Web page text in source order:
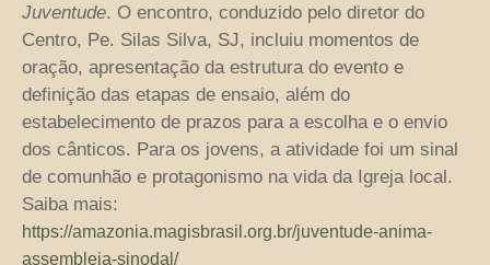
Juventude. O encontro, conduzido pelo diretor do
Centro, Pe. Silas Silva, SJ, incluiu momentos de
oração, apresentação da estrutura do evento e
definição das etapas de ensaio, além do
estabelecimento de prazos para a escolha e o envio
dos cânticos. Para os jovens, a atividade foi um sinal
de comunhão e protagonismo na vida da Igreja local.
Saiba mais:
https://amazonia.magisbrasil.org.br/juventude-anima-
assembleia-sinodal/